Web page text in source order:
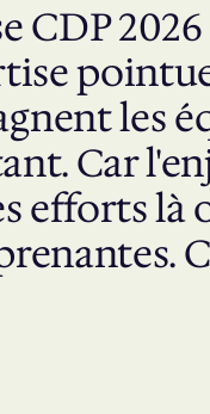
CDP
les
Car
efforts là